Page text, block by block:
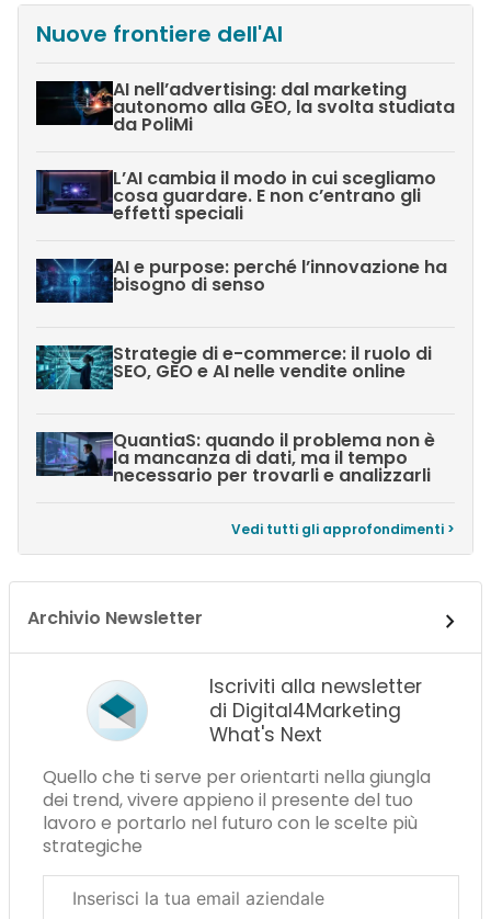
Nuove frontiere dell'AI
AI nell’advertising: dal marketing
autonomo alla GEO, la svolta studiata
da PoliMi
L’AI cambia il modo in cui scegliamo
cosa guardare. E non c’entrano gli
effetti speciali
AI e purpose: perché l’innovazione ha
bisogno di senso
Strategie di e-commerce: il ruolo di
SEO, GEO e AI nelle vendite online
QuantiaS: quando il problema non è
la mancanza di dati, ma il tempo
necessario per trovarli e analizzarli
Vedi tutti gli approfondimenti >
Archivio Newsletter
Iscriviti alla newsletter
di Digital4Marketing
What's Next
Quello che ti serve per orientarti nella giungla
dei trend, vivere appieno il presente del tuo
lavoro e portarlo nel futuro con le scelte più
strategiche
aziendale